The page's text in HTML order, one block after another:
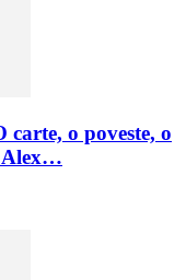
carte, o poveste, o
Alex…